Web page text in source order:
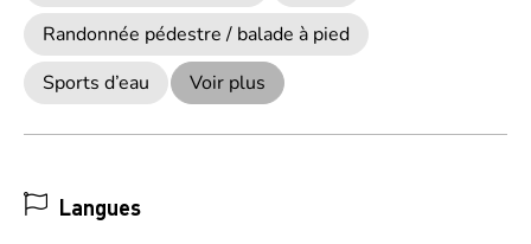
Randonnée pédestre / balade à pied
Sports d’eau
Voir plus
Langues